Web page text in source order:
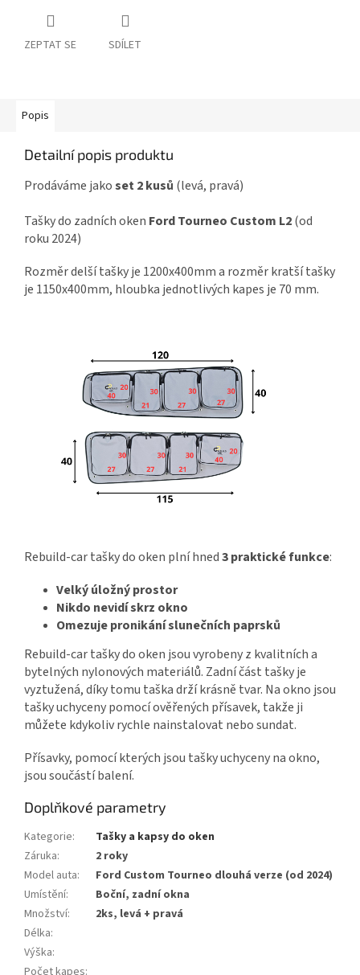
ZEPTAT SE SDÍLET
Popis
Detailní popis produktu
Prodáváme jakoset 2 kusů (levá, pravá)
Tašky do zadních oken Ford Tourneo Custom L2(od
roku 2024)
Rozměr delší tašky je 1200x400mm a rozměr kratší tašky
je 1150x400mm, hloubka jednotlivých kapes je 70 mm.
Rebuild-car tašky do oken plní hned3 praktické funkce:
Velký úložný prostor
Nikdo nevidí skrz okno
Omezuje pronikání slunečních paprsků
Rebuild-car tašky do oken jsou vyrobeny z kvalitních a
bytelných nylonových materiálů. Zadní část tašky je
vyztužená, díky tomu taška drží krásně tvar. Na okno jsou
tašky uchyceny pomocí ověřených přísavek, takže ji
můžete kdykoliv rychle nainstalovat nebo sundat.
Přísavky, pomocí kterých jsou tašky uchyceny na okno,
jsou součástí balení.
Doplňkové parametry
Kategorie:
Tašky a kapsy do oken
Záruka:
2 roky
Model auta:
Ford Custom Tourneo dlouhá verze (od 2024)
Umístění:
Boční, zadní okna
Množství:
2ks, levá + pravá
Délka:
Výška: